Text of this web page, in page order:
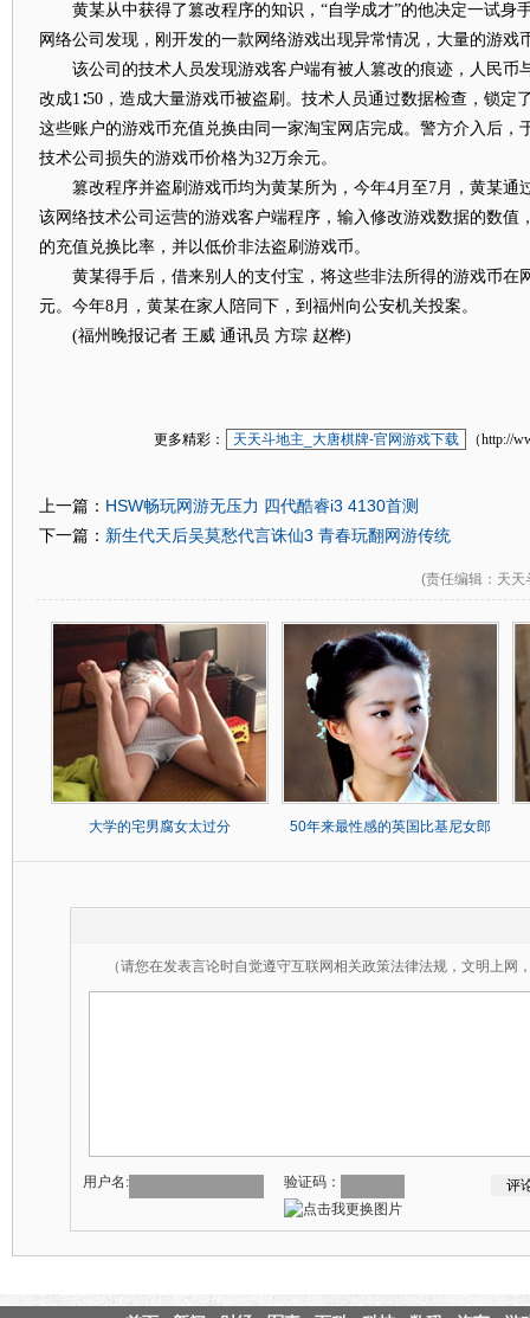
黄某从中获得了篡改程序的知识，“自学成才”的他决定一试身
网络公司发现，刚开发的一款网络游戏出现异常情况，大量的游戏
该公司的技术人员发现游戏客户端有被人篡改的痕迹，人民币
改成1∶50，造成大量游戏币被盗刷。技术人员通过数据检查，锁定
这些账户的游戏币充值兑换由同一家淘宝网店完成。警方介入后，
技术公司损失的游戏币价格为32万余元。
篡改程序并盗刷游戏币均为黄某所为，今年4月至7月，黄某通
该网络技术公司运营的游戏客户端程序，输入修改游戏数据的数值
的充值兑换比率，并以低价非法盗刷游戏币。
黄某得手后，借来别人的支付宝，将这些非法所得的游戏币在
元。今年8月，黄某在家人陪同下，到福州向公安机关投案。
(福州晚报记者 王威 通讯员 方琮 赵桦)
更多精彩： 天天斗地主_大唐棋牌-官网游戏下载 （http://
上一篇： HSW畅玩网游无压力 四代酷睿i3 4130首测
下一篇： 新生代天后吴莫愁代言诛仙3 青春玩翻网游传统
(责任编辑 ：天
大学的宅男腐女太过分 50年来最性感的英国比基尼女郎
（请您在发表言论时自觉遵守互联网相关政策法律法规，文明上网
用户名: 验证码：